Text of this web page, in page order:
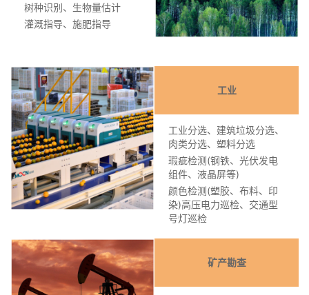
树种识别、生物量估计
灌溉指导、施肥指导
工业
工业分选、建筑垃圾分选、
肉类分选、塑料分选
瑕疵检测(钢铁、光伏发电
组件、液晶屏等)
颜色检测(塑胶、布料、印
染)高压电力巡检、交通型
号灯巡检
矿产勘查